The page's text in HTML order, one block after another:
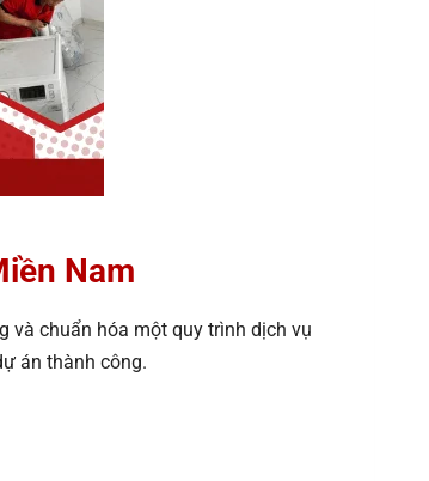
Nam
và chuẩn hóa một quy trình dịch vụ
án thành công.